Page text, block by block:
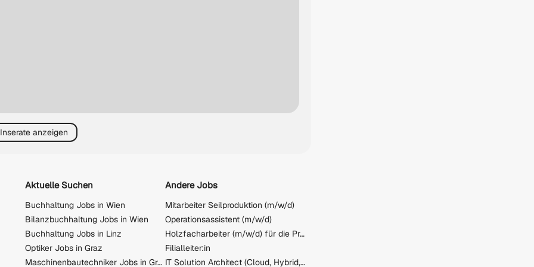
anzeigen
Aktuelle Suchen
Buchhaltung Jobs in Wien
Bilanzbuchhaltung Jobs in Wien
Buchhaltung Jobs in Linz
Optiker Jobs in Graz
Maschinenbautechniker Jobs in Graz
Andere Jobs
Mitarbeiter Seilproduktion (m/w/d)
Operationsassistent (m/w/d)
Holzfacharbeiter (m/w/d) für die Produktion
Filialleiter:in
IT Solution Architect (Cloud, Hybrid, Infrastructure, etc.)